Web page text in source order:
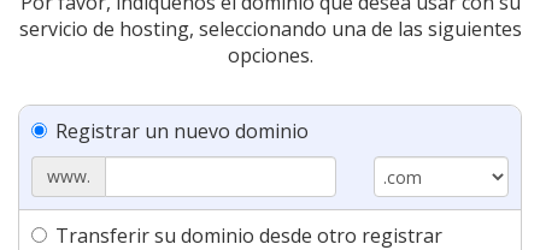
servicio de hosting, seleccionando una de las siguientes
opciones.
Registrar un nuevo dominio
www.
Transferir su dominio desde otro registrar